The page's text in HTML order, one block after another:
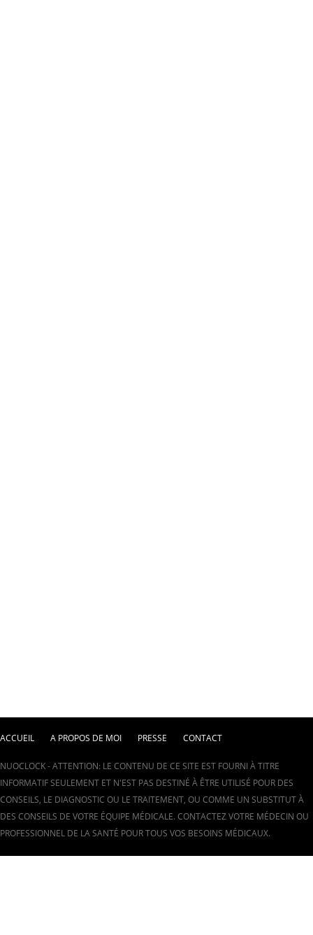
ACCUEIL A PROPOS DE MOI PRESSE CONTACT
NUOCLOCK - ATTENTION: LE CONTENU DE CE SITE EST FOURNI À TITRE
INFORMATIF SEULEMENT ET N'EST PAS DESTINÉ À ÊTRE UTILISÉ POUR DES
CONSEILS, LE DIAGNOSTIC OU LE TRAITEMENT, OU COMME UN SUBSTITUT À
DES CONSEILS DE VOTRE ÉQUIPE MÉDICALE. CONTACTEZ VOTRE MÉDECIN OU
PROFESSIONNEL DE LA SANTÉ POUR TOUS VOS BESOINS MÉDICAUX.